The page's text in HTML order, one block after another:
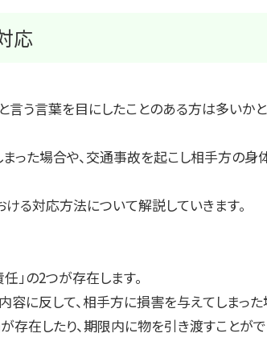
応
言う言葉を目にしたことのある方は多い
った場合や、交通事故を起こし相手方の
る対応方法について解説していきます。
」の2つが存在します。
に反して、相手方に損害を与えてしまった
存在したり、期限内に物を引き渡すこと